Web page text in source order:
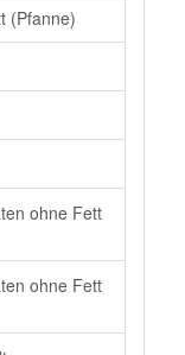
(Pfanne)
ohne Fett
ohne Fett